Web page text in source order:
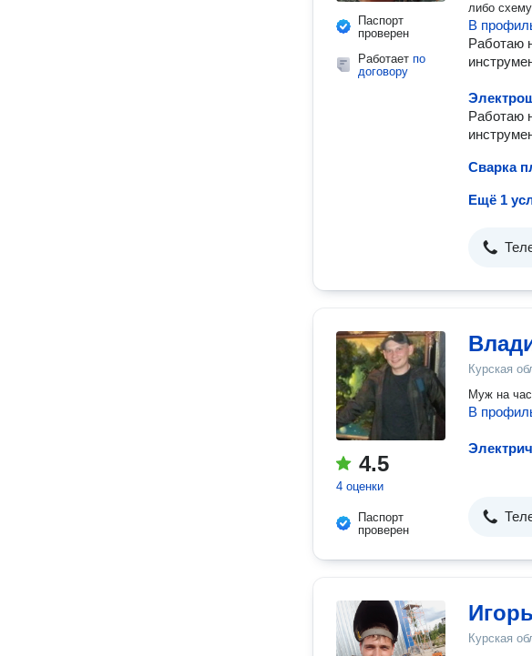
Паспорт
проверен
Работает по
договору
либо
В
Работаю
Работаю
Сварка
Ещё 1
4.5
4 оценки
Паспорт
проверен
Курская
Муж на
В
Курская